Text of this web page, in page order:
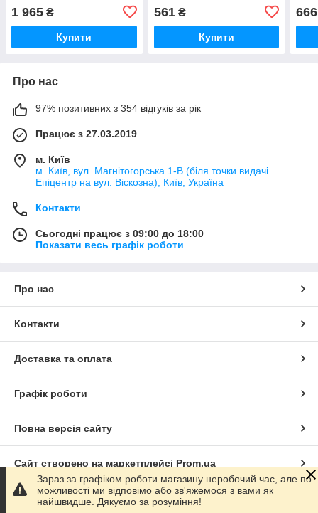
1 965 ₴
Купити
561₴
Купити
666
Про нас
97% позитивних з 354 відгуків за рік
Працює з 27.03.2019
м. Київ
м. Київ, вул. Магнітогорська 1-В (біля точки видачі
Епіцентр на вул. Віскозна), Київ, Україна
Контакти
Сьогодні працює з 09:00 до 18:00
Показати весь графік роботи
Про нас
Контакти
Доставка та оплата
Графік роботи
Повна версія сайту
Сайт створено на маркетплейсі Prom.ua
Політика конфіденційності
Зараз за графіком роботи магазину неробочий час, але по
можливості ми відповімо або зв'яжемося з вами як
найшвидше. Дякуємо за розуміння!